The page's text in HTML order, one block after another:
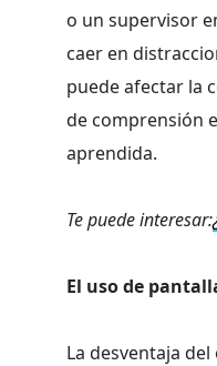
o un supervisor
caer en
puede afectar la
de comprensión
aprendida.
Te puede interesar:
El uso de
La desventaja